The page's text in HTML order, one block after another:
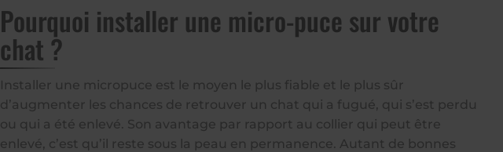
Pourquoi installer une micro-puce sur votre
chat ?
Installer une micropuce est le moyen le plus fiable et le plus sûr
d’augmenter les chances de retrouver un chat qui a fugué, qui s’est perdu
ou qui a été enlevé. Son avantage par rapport au collier qui peut être
enlevé, c’est qu’il reste sous la peau en permanence. Autant de bonnes